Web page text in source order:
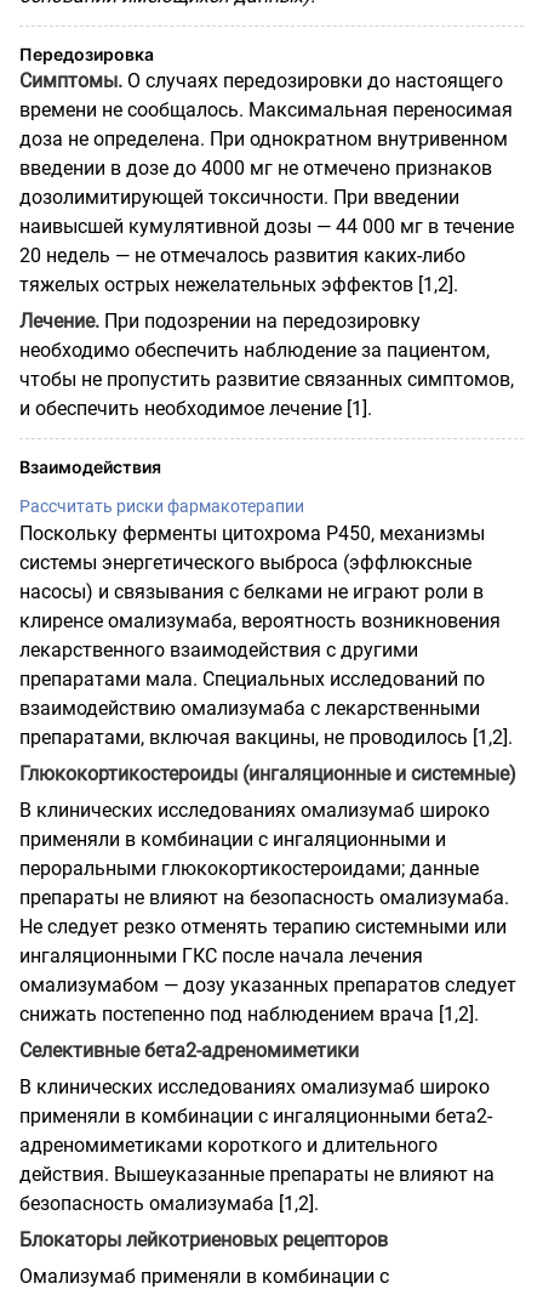
Передозировка
Симптомы. О случаях передозировки до настоящего
времени не сообщалось. Максимальная переносимая
доза не определена. При однократном внутривенном
введении в дозе до 4000 мг не отмечено признаков
дозолимитирующей токсичности. При введении
наивысшей кумулятивной дозы — 44 000 мг в течение
20 недель — не отмечалось развития каких-либо
тяжелых острых нежелательных эффектов [1,2].
Лечение. При подозрении на передозировку
необходимо обеспечить наблюдение за пациентом,
чтобы не пропустить развитие связанных симптомов,
и обеспечить необходимое лечение [1].
Взаимодействия
Рассчитать риски фармакотерапии
Поскольку ферменты цитохрома Р450, механизмы
системы энергетического выброса (эффлюксные
насосы) и связывания с белками не играют роли в
клиренсе омализумаба, вероятность возникновения
лекарственного взаимодействия с другими
препаратами мала. Специальных исследований по
взаимодействию омализумаба с лекарственными
препаратами, включая вакцины, не проводилось [1,2].
Глюкокортикостероиды (ингаляционные и системные)
В клинических исследованиях омализумаб широко
применяли в комбинации с ингаляционными и
пероральными глюкокортикостероидами; данные
препараты не влияют на безопасность омализумаба.
Не следует резко отменять терапию системными или
ингаляционными ГКС после начала лечения
омализумабом — дозу указанных препаратов следует
снижать постепенно под наблюдением врача [1,2].
Селективные бета2-адреномиметики
В клинических исследованиях омализумаб широко
применяли в комбинации с ингаляционными бета2-
адреномиметиками короткого и длительного
действия. Вышеуказанные препараты не влияют на
безопасность омализумаба [1,2].
Блокаторы лейкотриеновых рецепторов
Омализумаб применяли в комбинации с